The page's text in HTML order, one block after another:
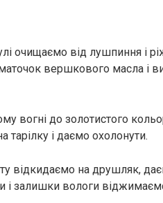
очищаємо від лушпиння і
вершкового масла і
вогні до золотистого
тарілку і даємо охолонути.
відкидаємо на друшляк,
і залишки вологи